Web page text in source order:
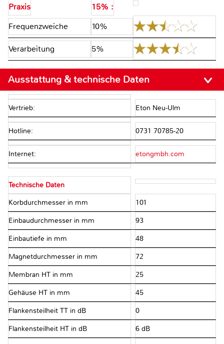
Praxis
15% :
Frequenzweiche
10%
Verarbeitung 5%
Ausstattung & technische Daten
Vertrieb: Eton Neu-Ulm
Hotline: 0731 70785-20
Internet: etongmbh.com
Technische Daten
Korbdurchmesser in mm 101
Einbaudurchmesser in mm 93
Einbautiefe in mm 48
Magnetdurchmesser in mm 72
Membran HT in mm 25
Gehäuse HT in mm 45
Flankensteilheit TT in dB 0
Flankensteilheit HT in dB 6 dB